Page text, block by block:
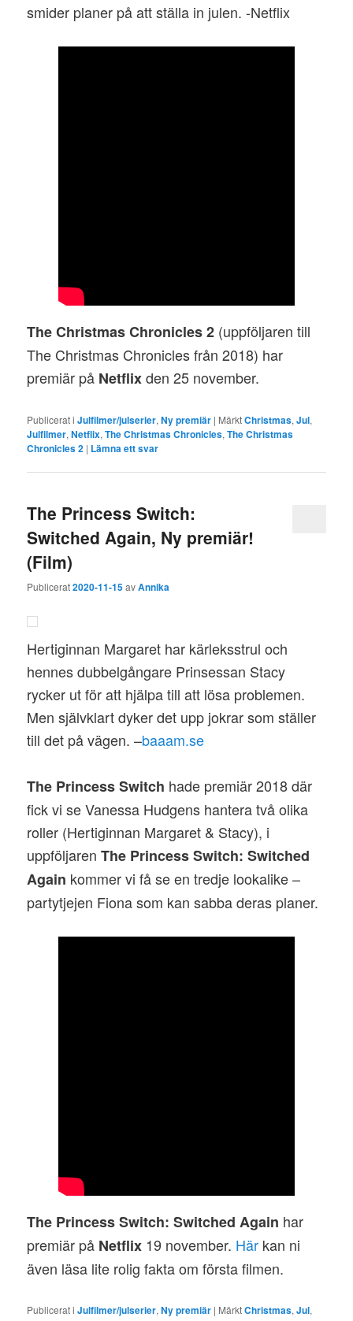
smider planer på att ställa in julen. -Netflix
The Christmas Chronicles 2 (uppföljaren till
The Christmas Chronicles från 2018) har
premiär på Netflixden 25 november.
Publicerat i Julfilmer/julserier,Ny premiär | MärktChristmas,Jul,
Julfilmer,Netflix,The Christmas Chronicles,The Christmas
Chronicles 2 | Lämna ett svar
The Princess Switch:
Switched Again, Ny premiär!
(Film)
Publicerat2020-11-15avAnnika
Hertiginnan Margaret har kärleksstrul och
hennes dubbelgångare Prinsessan Stacy
rycker ut för att hjälpa till att lösa problemen.
Men självklart dyker det upp jokrar som ställer
till det på vägen. –baaam.se
The Princess Switch hade premiär 2018 där
fick vi se Vanessa Hudgens hantera två olika
roller (Hertiginnan Margaret & Stacy), i
uppföljarenThe Princess Switch: Switched
Again kommer vi få se en tredje lookalike –
partytjejen Fiona som kan sabba deras planer.
The Princess Switch: Switched Again har
premiär på Netflix 19 november. Här kan ni
även läsa lite rolig fakta om första filmen.
Publicerat i Julfilmer/julserier,Ny premiär | MärktChristmas,Jul,